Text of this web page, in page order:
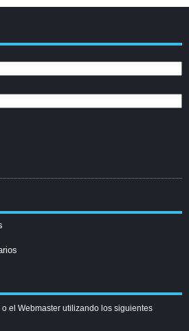
el Webmaster utilizando los siguientes